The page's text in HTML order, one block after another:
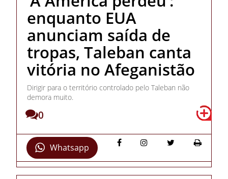
enquanto EUA
anunciam saída de
tropas, Taleban canta
vitória no Afeganistão
Dirigir para o território controlado pelo Taleban não
demora muito.
0
Whatsapp